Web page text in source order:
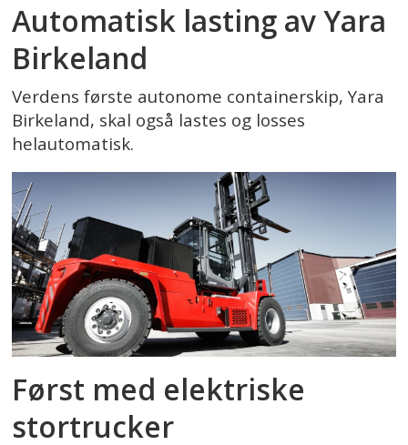
Automatisk lasting av Yara
Birkeland
Verdens første autonome containerskip, Yara
Birkeland, skal også lastes og losses
helautomatisk.
Først med elektriske
stortrucker